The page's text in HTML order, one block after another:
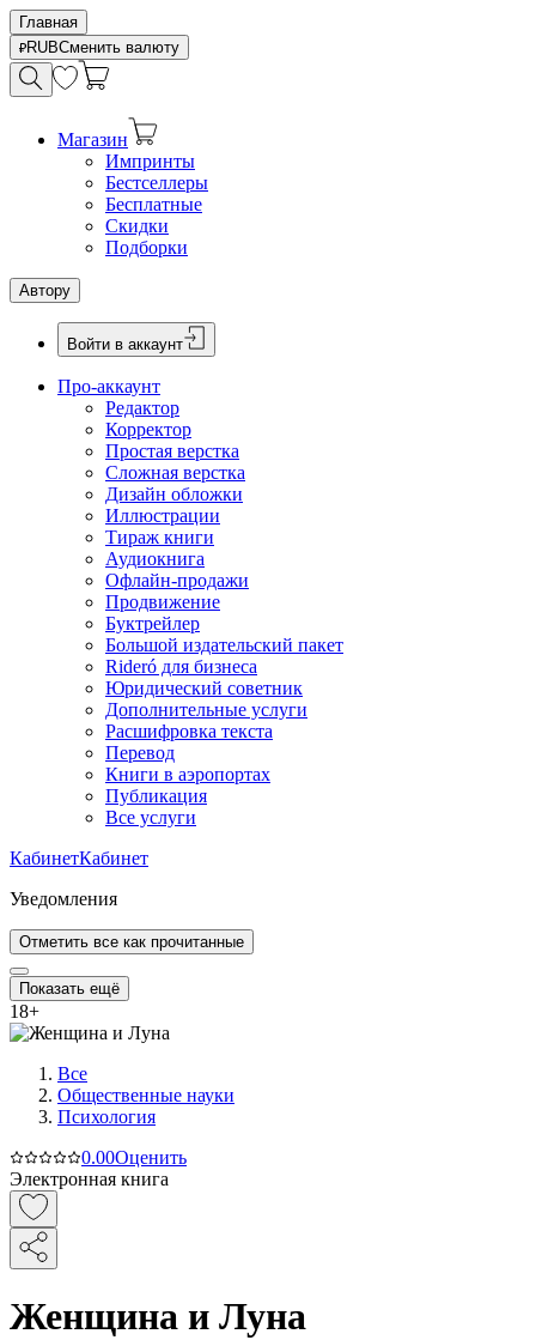
Главная
RUBСменить валюту
Магазин
Импринты
Бестселлеры
Бесплатные
Скидки
Подборки
Автору
Войти в аккаунт
Про-аккаунт
Редактор
Корректор
Простая верстка
Сложная верстка
Дизайн обложки
Иллюстрации
Тираж книги
Аудиокнига
Офлайн-продажи
Продвижение
Буктрейлер
Большой издательский пакет
Rideró для бизнеса
Юридический советник
Дополнительные услуги
Расшифровка текста
Перевод
Книги в аэропортах
Публикация
Все услуги
КабинетКабинет
Уведомления
Отметить все как прочитанные
Показать ещё
18+
Все
Общественные науки
Психология
0.00Оценить
Электронная книга
Женщина и Луна